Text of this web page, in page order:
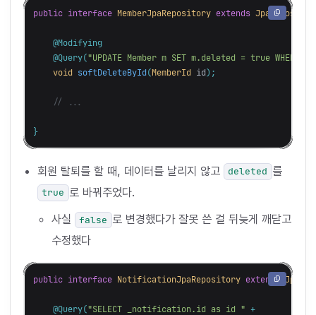
public interface MemberJpaRepository extends
@Modifying
@Query("UPDATE Member m SET m.deleted = true WHERE
void softDeleteById(MemberId id);
// ...
}
회원 탈퇴를 할 때, 데이터를 날리지 않고 deleted 를
true 로 바꿔주었다.
사실
false 로 변경했다가 잘못 쓴 걸 뒤늦게 깨닫고
수정했다
public interface NotificationJpaRepository extends
@Query("SELECT _notification.id as id " +